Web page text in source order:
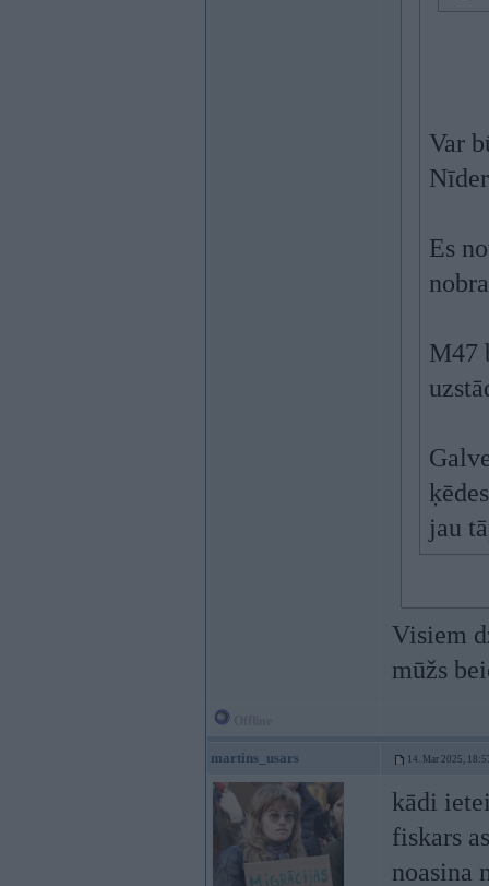
Var
Es
M47
jau
Visiem
mūžs
martins_usars 14. Mar 2025,
kādi
fiskars
noasina